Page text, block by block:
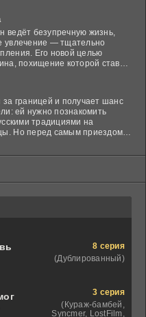
ведёт безупречную жизнь,
увлечение — тщательно
Его новой целью
похищение которой ставит
за границей и получает шанс
ей нужно познакомить
традициями на
Но перед самым приездом
8 серия
(Дублированный)
3 серия
(Кураж-бамбей,
Syncmer, LostFilm,